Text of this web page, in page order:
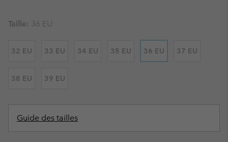
Taille: 36 EU
32 EU 33 EU 34 EU 35 EU 36 EU 37 EU
38 EU 39 EU
Guide des tailles